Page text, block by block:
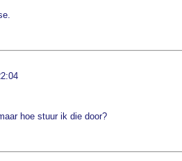
hoe stuur ik die door?